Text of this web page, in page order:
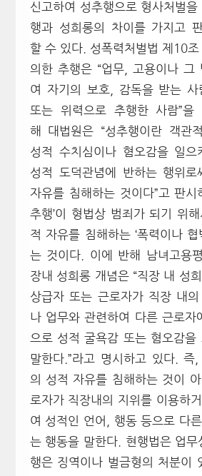
신고하여 성추행으로 형사처벌
행과 성희롱의 차이를 가지고
할 수 있다. 성폭력처벌법 제10조
의한 추행은 “업무, 고용이나 그
여 자기의 보호, 감독을 받는 사
또는 위력으로 추행한 사람”
해 대법원은 “성추행이란 객관
성적 수치심이나 혐오감을 일
성적 도덕관념에 반하는 행위로
자유를 침해하는 것이다”고 판시
추행’이 형법상 범죄가 되기 위
적 자유를 침해하는 ‘폭력이나 협
는 것이다. 이에 반해 남녀고용
장내 성희롱 개념은 “직장 내 성
상급자 또는 근로자가 직장 내
나 업무와 관련하여 다른 근로자
으로 성적 굴욕감 또는 혐오감을
말한다.”라고 명시하고 있다. 즉
의 성적 자유를 침해하는 것이
로자가 직장내의 지위를 이용하
여 성적인 언어, 행동 등으로 다
는 행동을 말한다. 현행법은 업
행은 징역이나 벌금형의 처분이